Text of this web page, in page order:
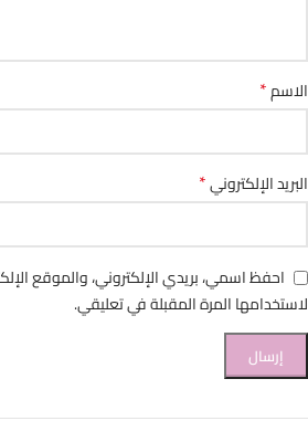
الاسم*
البريد الإلكتروني*
احفظ اسمي، بريدي الإلكتروني، والموقع
لاستخدامها المرة المقبلة في تعليقي.